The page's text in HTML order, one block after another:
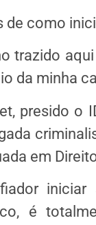
de como
trazido
da minha
presido o
em
iniciar
é